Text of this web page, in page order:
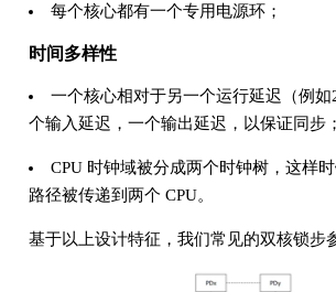
每个核心都有一个专用电源环；
时间多样性
一个核心相对于另一个运行延迟（例
个输入延迟，一个输出延迟，以保证同步；
CPU 时钟域被分成两个时钟树，这样
路径被传递到两个 CPU。
基于以上设计特征，我们常见的双核锁步